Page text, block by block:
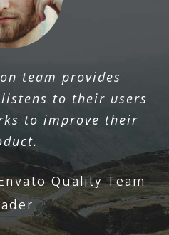
team provides
to their users
to improve their
Quality Team